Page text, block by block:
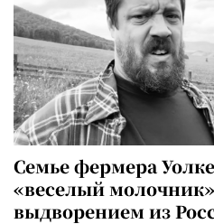
Семье фермера
«веселый
выдворением из